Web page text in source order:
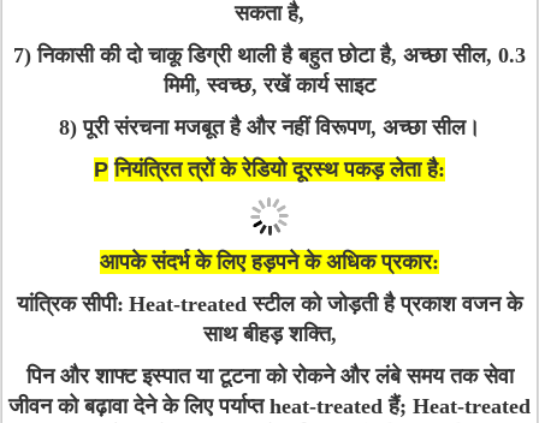
सकता है,
7) निकासी की दो चाकू डिग्री थाली है बहुत छोटा है, अच्छा सील, 0.3
मिमी, स्वच्छ, रखें कार्य साइट
8) पूरी संरचना मजबूत है और नहीं विरूपण, अच्छा सील।
P नियंत्रित त्रों के रेडियो दूरस्थ पकड़ लेता है:
आपके संदर्भ के लिए हड़पने के अधिक प्रकार:
यांत्रिक सीपी: Heat-treated स्टील को जोड़ती है प्रकाश वजन के
साथ बीहड़ शक्ति,
पिन और शाफ्ट इस्पात या टूटना को रोकने और लंबे समय तक सेवा
जीवन को बढ़ावा देने के लिए पर्याप्त heat-treated हैं; Heat-treated